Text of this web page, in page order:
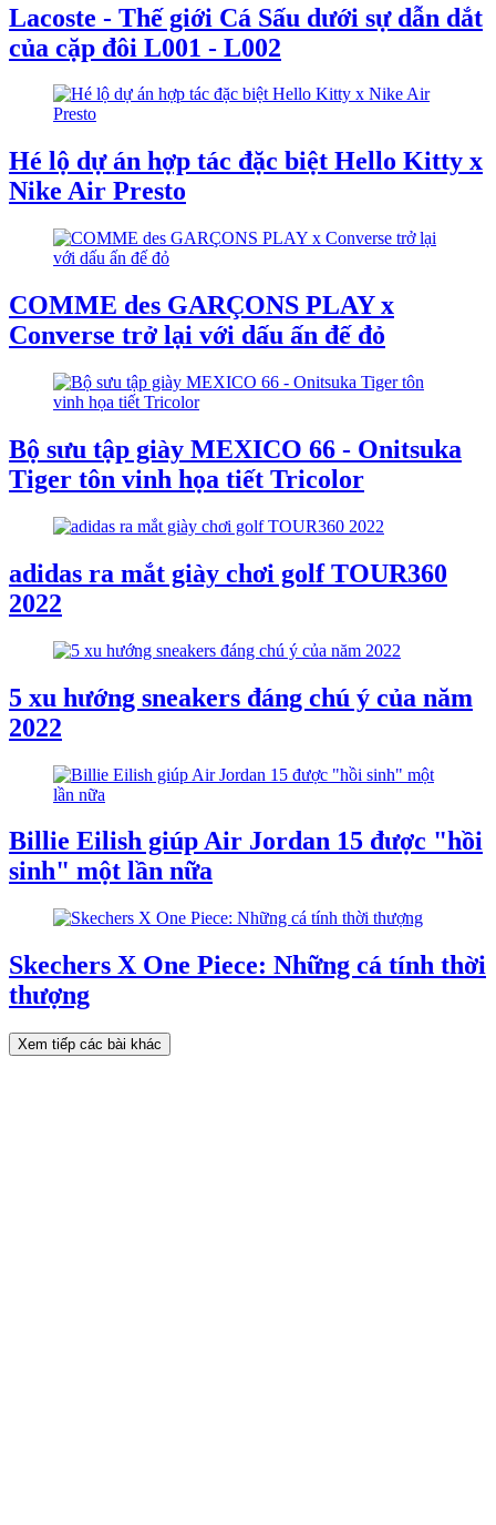
Lacoste - Thế giới Cá Sấu dưới sự dẫn dắt
của cặp đôi L001 - L002
Hé lộ dự án hợp tác đặc biệt Hello Kitty x
Nike Air Presto
COMME des GARÇONS PLAY x
Converse trở lại với dấu ấn đế đỏ
Bộ sưu tập giày MEXICO 66 - Onitsuka
Tiger tôn vinh họa tiết Tricolor
adidas ra mắt giày chơi golf TOUR360
2022
5 xu hướng sneakers đáng chú ý của năm
2022
Billie Eilish giúp Air Jordan 15 được "hồi
sinh" một lần nữa
Skechers X One Piece: Những cá tính thời
thượng
Xem tiếp các bài khác